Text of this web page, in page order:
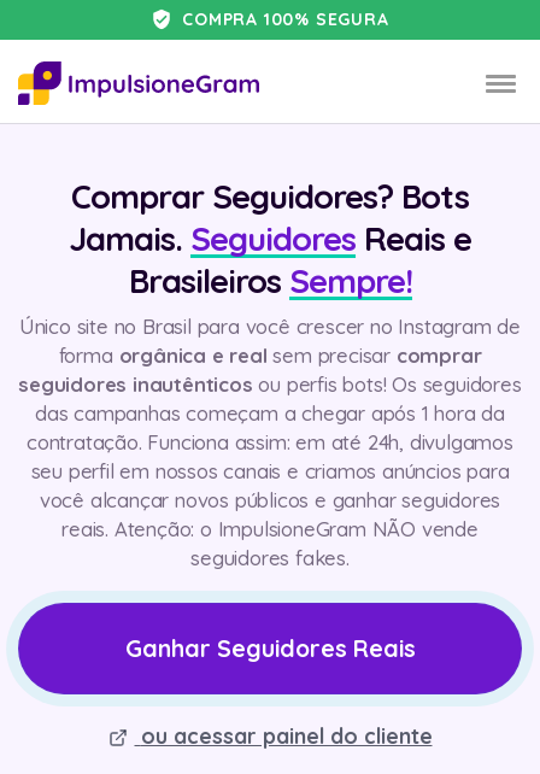
COMPRA 100% SEGURA
Comprar Seguidores? Bots
Jamais. Seguidores Reais e
Brasileiros Sempre!
Único site no Brasil para você crescer no Instagram de
forma orgânica e real sem precisar comprar
seguidores inautênticos ou perfis bots! Os seguidores
das campanhas começam a chegar após 1 hora da
contratação. Funciona assim: em até 24h, divulgamos
seu perfil em nossos canais e criamos anúncios para
você alcançar novos públicos e ganhar seguidores
reais. Atenção: o ImpulsioneGram NÃO vende
seguidores fakes.
Ganhar Seguidores Reais
ou acessar painel do cliente